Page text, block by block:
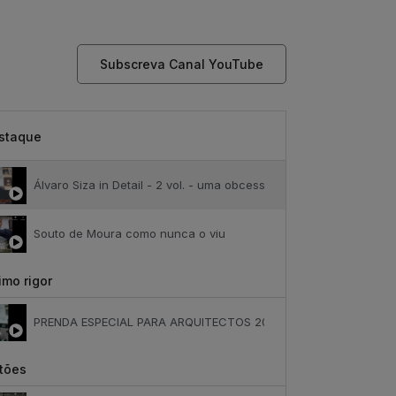
Subscreva Canal YouTube
Álvaro Siza in Detail - 2 vol. - uma obcessão
Souto de Moura como nunca o viu
rigor
PRENDA ESPECIAL PARA ARQUITECTOS 2023